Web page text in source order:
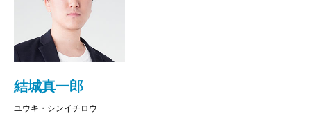
ムニア」という実験に参加して欲しいと頼まれる。そ
の実験とは、夢の中で複数の人々と共同生活を送り、
起床時に夢で起こった事を報告するというもの。被験
者の頭部にチップを埋め込み、同期した脳波データを
演算し信号を送ることで、夢の世界を共有できるとい
結城真一郎
ユウキ・シンイチロウ